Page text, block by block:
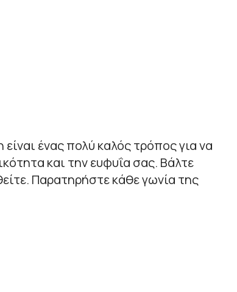
ένας πολύ καλός τρόπος για να
και την ευφυΐα σας. Βάλτε
Παρατηρήστε κάθε γωνία της